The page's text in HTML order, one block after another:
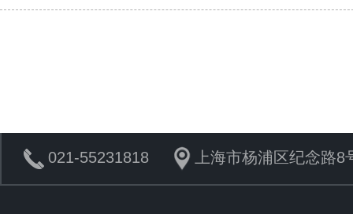
021-55231818 上海市杨浦区纪念路